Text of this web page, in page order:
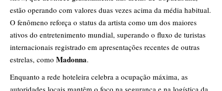
estão operando com valores duas vezes acima da média habitual.
O fenômeno reforça o status da artista como um dos maiores
ativos do entretenimento mundial, superando o fluxo de turistas
internacionais registrado em apresentações recentes de outras
estrelas, como Madonna.
Enquanto a rede hoteleira celebra a ocupação máxima, as
autoridades locais mantêm o foco na segurança e na logística da